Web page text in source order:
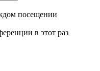
посещении
в этот раз